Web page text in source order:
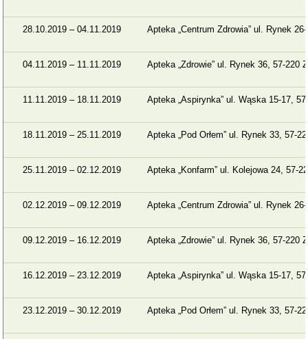
28.10.2019 – 04.11.2019 Apteka „Centrum Zdrowia” ul. Rynek
04.11.2019 – 11.11.2019 Apteka „Zdrowie” ul. Rynek 36, 57-220
11.11.2019 – 18.11.2019 Apteka „Aspirynka” ul. Wąska 15-17,
18.11.2019 – 25.11.2019 Apteka „Pod Orłem” ul. Rynek 33, 57-
25.11.2019 – 02.12.2019 Apteka „Konfarm” ul. Kolejowa 24, 57-
02.12.2019 – 09.12.2019 Apteka „Centrum Zdrowia” ul. Rynek
09.12.2019 – 16.12.2019 Apteka „Zdrowie” ul. Rynek 36, 57-220
16.12.2019 – 23.12.2019 Apteka „Aspirynka” ul. Wąska 15-17,
23.12.2019 – 30.12.2019 Apteka „Pod Orłem” ul. Rynek 33, 57-